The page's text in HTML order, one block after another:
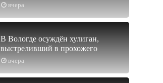
вчера
вчера
В Вологде осуждён хулиган,
выстреливший в прохожего